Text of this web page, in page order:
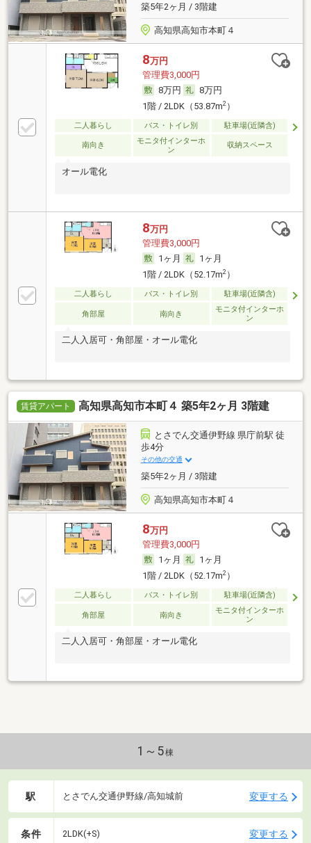
築5年2ヶ月 / 3階建
高知県高知市本町４
8万円
管理費3,000円
8万円
8万円
1階 / 2LDK（53.87m2）
二人暮らし バス・トイレ別 駐車場(近隣含)
南向き
モニタ付インターホ
ン
収納スペース
オール電化
8万円
管理費3,000円
1ヶ月
1ヶ月
1階 / 2LDK（52.17m2）
二人暮らし バス・トイレ別 駐車場(近隣含)
角部屋 南向き
モニタ付インターホ
ン
二人入居可・角部屋・オール電化
賃貸アパート 高知県高知市本町４ 築5年2ヶ月 3階建
とさでん交通伊野線 県庁前駅 徒
歩4分
その他の交通
築5年2ヶ月 / 3階建
高知県高知市本町４
8万円
管理費3,000円
1ヶ月
1ヶ月
1階 / 2LDK（52.17m2）
二人暮らし バス・トイレ別 駐車場(近隣含)
角部屋 南向き
モニタ付インターホ
ン
二人入居可・角部屋・オール電化
1～5棟
駅 とさでん交通伊野線/高知城前 変更する
条件 2LDK(+S) 変更する